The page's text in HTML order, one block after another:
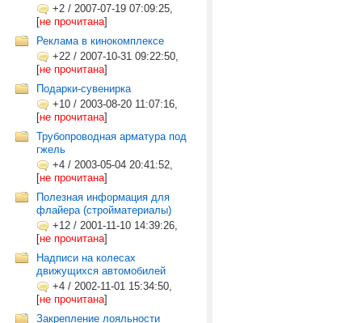
+2 / 2007-07-19 07:09:25,
[не прочитана]
Реклама в кинокомплексе
+22 / 2007-10-31 09:22:50,
[не прочитана]
Подарки-сувенирка
+10 / 2003-08-20 11:07:16,
[не прочитана]
Трубопроводная арматура под
гжель
+4 / 2003-05-04 20:41:52,
[не прочитана]
Полезная информация для
флайера (стройматериалы)
+12 / 2001-11-10 14:39:26,
[не прочитана]
Надписи на колесах
движущихся автомобилей
+4 / 2002-11-01 15:34:50,
[не прочитана]
Закрепление лояльности